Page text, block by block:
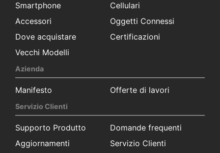
Smartphone
Cellulari
Accessori
Oggetti Connessi
Dove acquistare
Certificazioni
Vecchi Modelli
Azienda
Manifesto Offerte di lavori
Servizio Clienti
Supporto Produtto
Domande frequenti
Aggiornamenti
Servizio Clienti